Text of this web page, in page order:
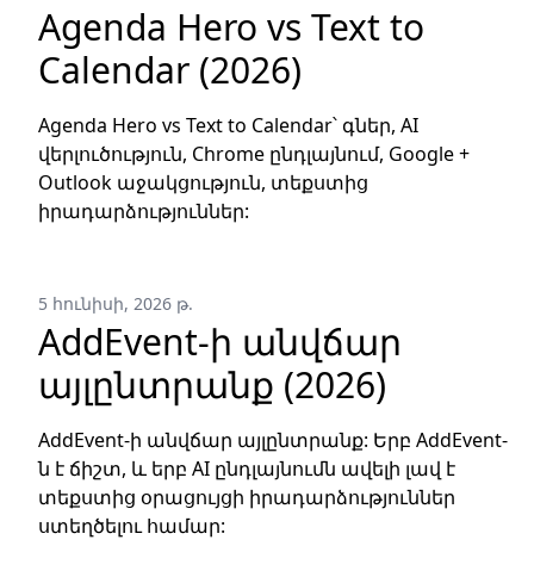
Agenda Hero vs Text to
Calendar (2026)
Agenda Hero vs Text to Calendar՝ գներ, AI
վերլուծություն, Chrome ընդլայնում, Google +
Outlook աջակցություն, տեքստից
իրադարձություններ:
5 հունիսի, 2026 թ.
AddEvent-ի անվճար
այլընտրանք (2026)
AddEvent-ի անվճար այլընտրանք: Երբ AddEvent-
ն է ճիշտ, և երբ AI ընդլայնումն ավելի լավ է
տեքստից օրացույցի իրադարձություններ
ստեղծելու համար: